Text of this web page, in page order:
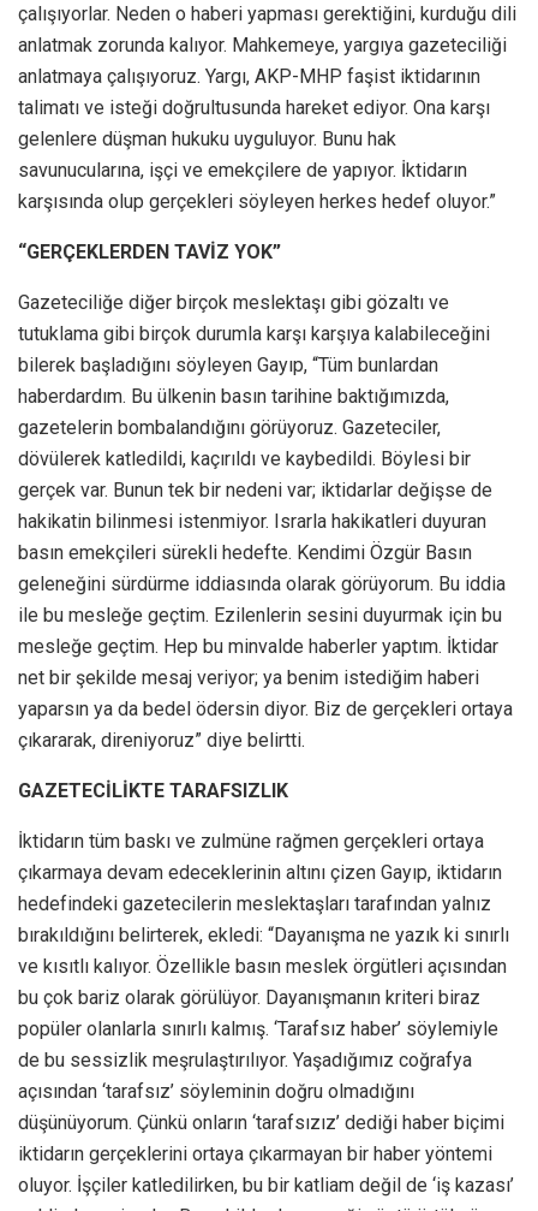
çalışıyorlar. Neden o haberi yapması gerektiğini, kurduğu dili
anlatmak zorunda kalıyor. Mahkemeye, yargıya gazeteciliği
anlatmaya çalışıyoruz. Yargı, AKP-MHP faşist iktidarının
talimatı ve isteği doğrultusunda hareket ediyor. Ona karşı
gelenlere düşman hukuku uyguluyor. Bunu hak
savunucularına, işçi ve emekçilere de yapıyor. İktidarın
karşısında olup gerçekleri söyleyen herkes hedef oluyor.”
“GERÇEKLERDEN TAVİZ YOK”
Gazeteciliğe diğer birçok meslektaşı gibi gözaltı ve
tutuklama gibi birçok durumla karşı karşıya kalabileceğini
bilerek başladığını söyleyen Gayıp, “Tüm bunlardan
haberdardım. Bu ülkenin basın tarihine baktığımızda,
gazetelerin bombalandığını görüyoruz. Gazeteciler,
dövülerek katledildi, kaçırıldı ve kaybedildi. Böylesi bir
gerçek var. Bunun tek bir nedeni var; iktidarlar değişse de
hakikatin bilinmesi istenmiyor. Israrla hakikatleri duyuran
basın emekçileri sürekli hedefte. Kendimi Özgür Basın
geleneğini sürdürme iddiasında olarak görüyorum. Bu iddia
ile bu mesleğe geçtim. Ezilenlerin sesini duyurmak için bu
mesleğe geçtim. Hep bu minvalde haberler yaptım. İktidar
net bir şekilde mesaj veriyor; ya benim istediğim haberi
yaparsın ya da bedel ödersin diyor. Biz de gerçekleri ortaya
çıkararak, direniyoruz” diye belirtti.
GAZETECİLİKTE TARAFSIZLIK
İktidarın tüm baskı ve zulmüne rağmen gerçekleri ortaya
çıkarmaya devam edeceklerinin altını çizen Gayıp, iktidarın
hedefindeki gazetecilerin meslektaşları tarafından yalnız
bırakıldığını belirterek, ekledi: “Dayanışma ne yazık ki sınırlı
ve kısıtlı kalıyor. Özellikle basın meslek örgütleri açısından
bu çok bariz olarak görülüyor. Dayanışmanın kriteri biraz
popüler olanlarla sınırlı kalmış. ‘Tarafsız haber’ söylemiyle
de bu sessizlik meşrulaştırılıyor. Yaşadığımız coğrafya
açısından ‘tarafsız’ söyleminin doğru olmadığını
düşünüyorum. Çünkü onların ‘tarafsızız’ dediği haber biçimi
iktidarın gerçeklerini ortaya çıkarmayan bir haber yöntemi
oluyor. İşçiler katledilirken, bu bir katliam değil de ‘iş kazası’